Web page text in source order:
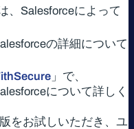
、Salesforceによって
の詳細について
」で、
について詳しく
をお試しいただき、ユ